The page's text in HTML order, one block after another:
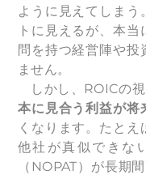
ように見えてしまう
トに見えるが、本
問を持つ経営陣や投
ません。
しかし、ROICの視
本に見合う利益が将
くなります。たと
他社が真似できな
（NOPAT）が長期